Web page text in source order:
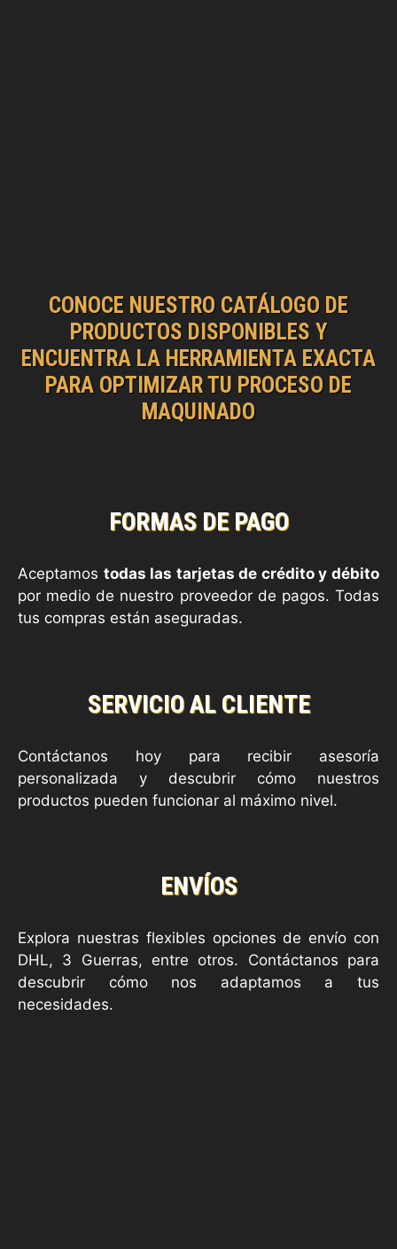
CONOCE NUESTRO CATÁLOGO DE
PRODUCTOS DISPONIBLES Y
ENCUENTRA LA HERRAMIENTA EXACTA
PARA OPTIMIZAR TU PROCESO DE
MAQUINADO
FORMAS DE PAGO
Aceptamos todas las tarjetas de crédito y débito
por medio de nuestro proveedor de pagos. Todas
tus compras están aseguradas.
SERVICIO AL CLIENTE
Contáctanos hoy para recibir asesoría
personalizada y descubrir cómo nuestros
productos pueden funcionar al máximo nivel.
ENVÍOS
Explora nuestras flexibles opciones de envío con
DHL, 3 Guerras, entre otros. Contáctanos para
descubrir cómo nos adaptamos a tus
necesidades.